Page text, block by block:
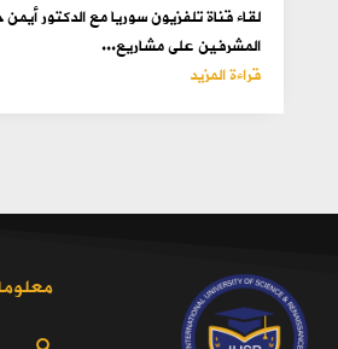
لقاء قناة تلفزيون سوريا مع الدكتور
المشرفين على مشاريع...
قراءة المزيد